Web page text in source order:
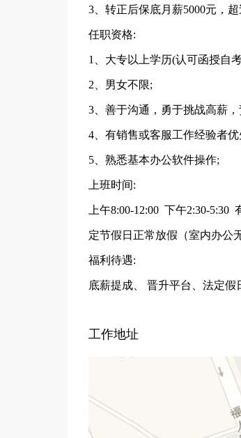
3、转正后保底月薪5000元，
任职资格:
1、大专以上学历(认可函授自
2、男女不限;
3、善于沟通，勇于挑战高薪
4、有销售或客服工作经验者
5、熟悉基本办公软件操作;
上班时间:
上午8:00-12:00 下午2:30-
定节假日正常放假（室内办公
福利待遇:
底薪提成、 晋升平台、法定
工作地址